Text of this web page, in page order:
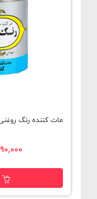
مات کننده رنگ
490,000